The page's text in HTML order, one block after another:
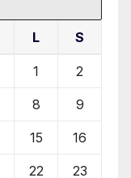
L S
1 2
8 9
15 16
22 23